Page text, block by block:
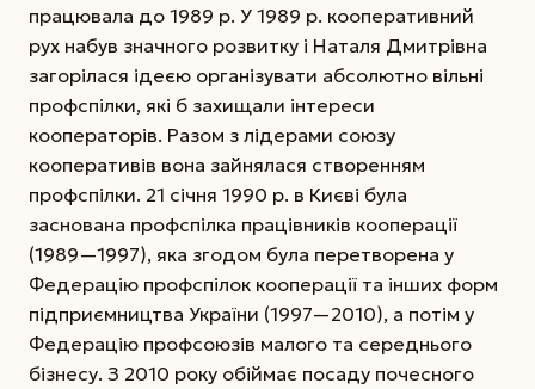
працювала до 1989 р. У 1989 р. кооперативний
рух набув значного розвитку і Наталя Дмитрівна
загорілася ідеєю організувати абсолютно вільні
профспілки, які б захищали інтереси
кооператорів. Разом з лідерами союзу
кооперативів вона зайнялася створенням
профспілки. 21 січня 1990 р. в Києві була
заснована профспілка працівників кооперації
(1989—1997), яка згодом була перетворена у
Федерацію профспілок кооперації та інших форм
підприємництва України (1997—2010), а потім у
Федерацію профсоюзів малого та середнього
бізнесу. З 2010 року обіймає посаду почесного